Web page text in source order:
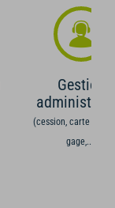
Gestion
(cession, carte grise,
gage,...)